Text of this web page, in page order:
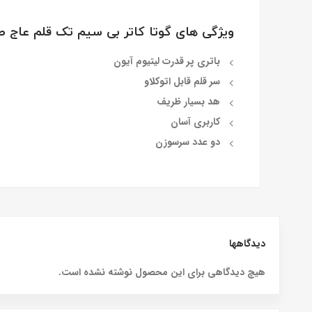
ویژگی های گوتا کاتر بی سیم تک قلم
باتری پر قدرت لیتیوم آیون
سر قلم قابل اتوکلاو
هد بسیار ظریف
کاربری آسان
دو عدد سرسوزن
دیدگاهها
هیچ دیدگاهی برای این محصول نوشته نشده است.